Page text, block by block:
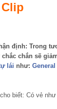
định: Trong
chắn sẽ
lái như:
biết: Có vẻ